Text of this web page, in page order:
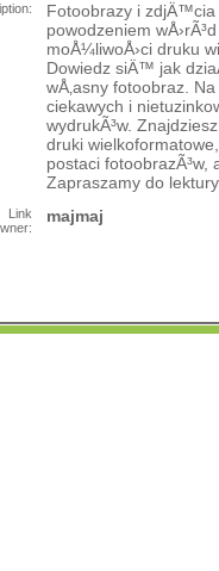
Fotoobrazy i zdjÄ™cia
powodzeniem
moÅ¼liwoÅ›ci druku
Dowiedz siÄ™ jak
wÅ‚asny fotoobraz.
ciekawych i
wydrukÃ³w.
druki
postaci
Zapraszamy do
Link
majmaj